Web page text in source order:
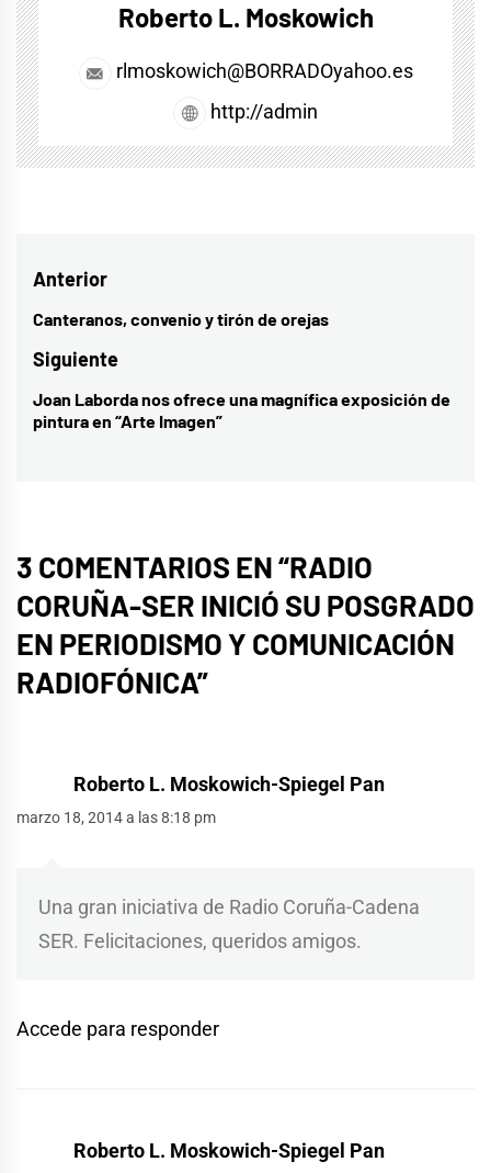
Roberto L. Moskowich
rlmoskowich@BORRADOyahoo.es
http://admin
Navegación
de
entradas
Anterior
Entrada
anterior:
Canteranos, convenio y tirón de orejas
Siguiente
Entrada
siguiente:
Joan Laborda nos ofrece una magnífica exposición de
pintura en “Arte Imagen”
3 COMENTARIOS EN “RADIO
CORUÑA-SER INICIÓ SU POSGRADO
EN PERIODISMO Y COMUNICACIÓN
RADIOFÓNICA”
Roberto L. Moskowich-Spiegel Pan
marzo 18, 2014 a las 8:18 pm
Una gran iniciativa de Radio Coruña-Cadena
SER. Felicitaciones, queridos amigos.
Accede para responder
Roberto L. Moskowich-Spiegel Pan